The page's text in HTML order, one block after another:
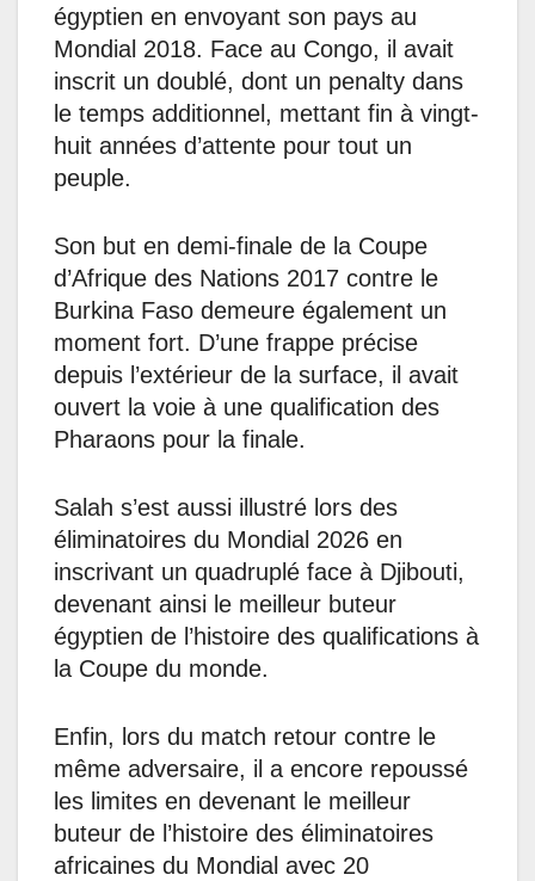
égyptien en envoyant son pays au
Mondial 2018. Face au Congo, il avait
inscrit un doublé, dont un penalty dans
le temps additionnel, mettant fin à vingt-
huit années d’attente pour tout un
peuple.
Son but en demi-finale de la Coupe
d’Afrique des Nations 2017 contre le
Burkina Faso demeure également un
moment fort. D’une frappe précise
depuis l’extérieur de la surface, il avait
ouvert la voie à une qualification des
Pharaons pour la finale.
Salah s’est aussi illustré lors des
éliminatoires du Mondial 2026 en
inscrivant un quadruplé face à Djibouti,
devenant ainsi le meilleur buteur
égyptien de l’histoire des qualifications à
la Coupe du monde.
Enfin, lors du match retour contre le
même adversaire, il a encore repoussé
les limites en devenant le meilleur
buteur de l’histoire des éliminatoires
africaines du Mondial avec 20